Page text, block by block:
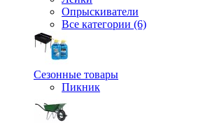
Опрыскиватели
Все категории (6)
Сезонные товары
Пикник